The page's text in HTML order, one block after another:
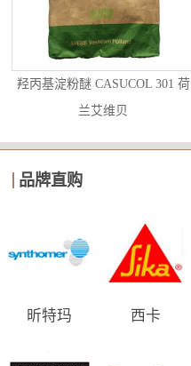
羟丙基淀粉醚 CASUCOL 301 荷
兰艾维贝
品牌直购
昕特玛 西卡